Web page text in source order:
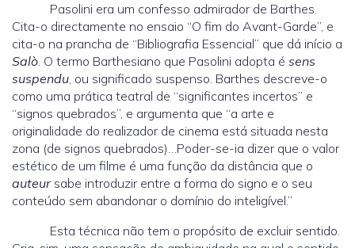
Pasolini era um confesso admirador de Barthes.
Cita-o directamente no ensaio “O fim do Avant-Garde”, e
cita-o na prancha de “Bibliografia Essencial” que dá início a
Salò. O termo Barthesiano que Pasolini adopta é sens
suspendu, ou significado suspenso. Barthes descreve-o
como uma prática teatral de “significantes incertos” e
“signos quebrados”, e argumenta que “a arte e
originalidade do realizador de cinema está situada nesta
zona (de signos quebrados)…Poder-se-ia dizer que o valor
estético de um filme é uma função da distância que o
auteur sabe introduzir entre a forma do signo e o seu
conteúdo sem abandonar o domínio do inteligível.”
Esta técnica não tem o propósito de excluir sentido.